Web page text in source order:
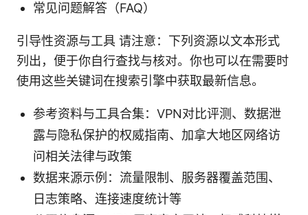
常见问题解答（FAQ）
引导性资源与工具 请注意：下列资源以文本形式
列出，便于你自行查找与核对。你也可以在需要时
使用这些关键词在搜索引擎中获取最新信息。
参考资料与工具合集：VPN对比评测、数据泄
露与隐私保护的权威指南、加拿大地区网络访
问相关法律与政策
数据来源示例：流量限制、服务器覆盖范围、
日志策略、连接速度统计等